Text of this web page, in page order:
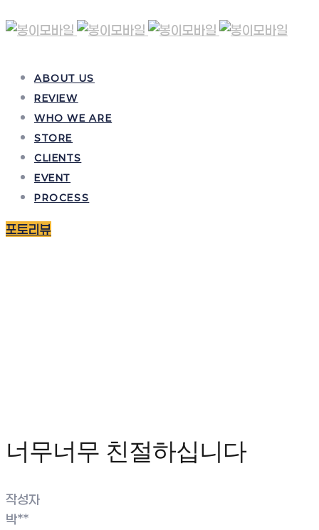
ABOUT US
REVIEW
WHO WE ARE
STORE
CLIENTS
EVENT
PROCESS
포토리뷰
너무너무 친절하십니다
작성자
박**